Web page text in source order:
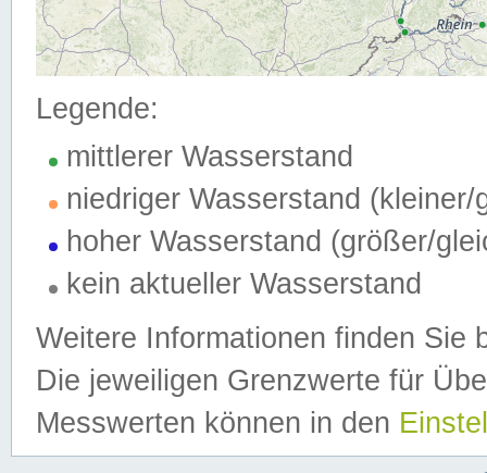
Legende:
mittlerer Wasserstand
niedriger Wasserstand (kleiner/
hoher Wasserstand (größer/
kein aktueller Wasserstand
Weitere Informationen finden Sie
Die jeweiligen Grenzwerte für
Messwerten können in den